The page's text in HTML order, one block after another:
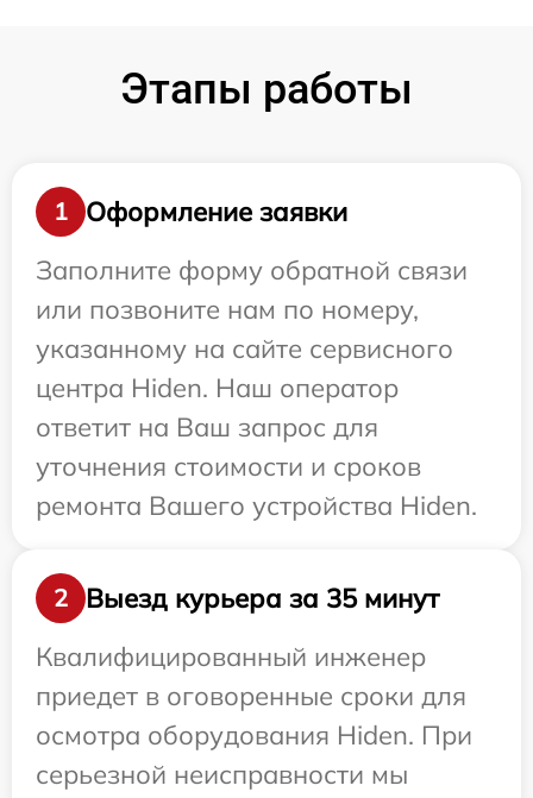
Этапы работы
1
Оформление заявки
Заполните форму обратной связи
или позвоните нам по номеру,
указанному на сайте сервисного
центра Hiden. Наш оператор
ответит на Ваш запрос для
уточнения стоимости и сроков
ремонта Вашего устройства Hiden.
2
Выезд курьера за 35 минут
Квалифицированный инженер
приедет в оговоренные сроки для
осмотра оборудования Hiden. При
серьезной неисправности мы